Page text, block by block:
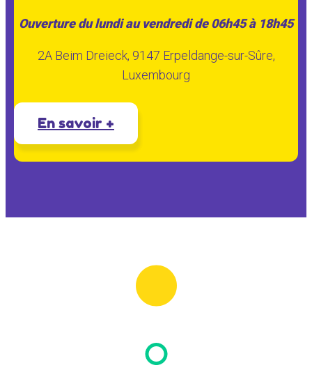
Ouverture du lundi au vendredi de 06h45 à 18h45
2A Beim Dreieck, 9147 Erpeldange-sur-Sûre,
Luxembourg
En savoir +